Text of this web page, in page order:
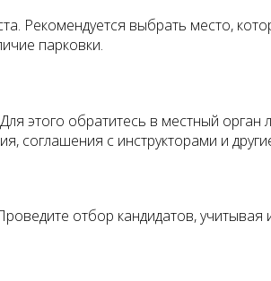
выбрать место,
парковки.
этого обратитесь в местный
соглашения с инструкторами и
отбор кандидатов, учитывая